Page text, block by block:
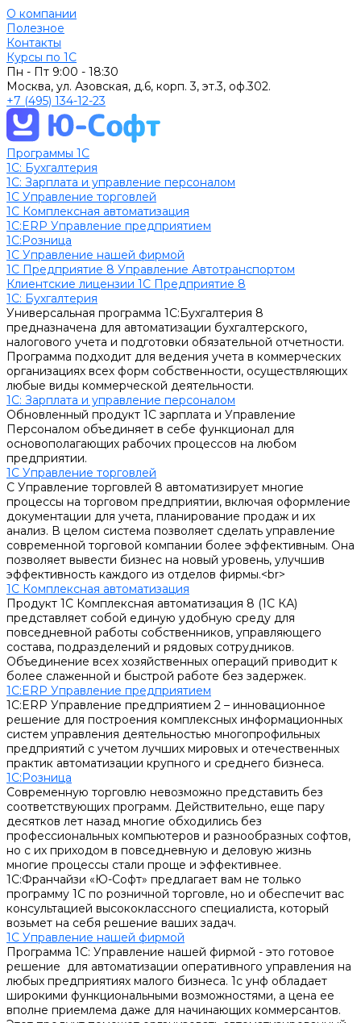
О компании
Полезное
Контакты
Курсы по 1С
Пн - Пт 9:00 - 18:30
Москва, ул. Азовская, д.6, корп. 3, эт.3, оф.302.
+7 (495) 134-12-23
Программы 1С
1C: Бухгалтерия
1С: Зарплата и управление персоналом
1С Управление торговлей
1С Комплексная автоматизация
1С:ERP Управление предприятием
1С:Розница
1С Управление нашей фирмой
1С Предприятие 8 Управление Автотранспортом
Клиентские лицензии 1С Предприятие 8
1C: Бухгалтерия
Универсальная программа 1С:Бухгалтерия 8
предназначена для автоматизации бухгалтерского,
налогового учета и подготовки обязательной отчетности.
Программа подходит для ведения учета в коммерческих
организациях всех форм собственности, осуществляющих
любые виды коммерческой деятельности.
1С: Зарплата и управление персоналом
Обновленный продукт 1С зарплата и Управление
Персоналом объединяет в себе функционал для
основополагающих рабочих процессов на любом
предприятии.
1С Управление торговлей
С Управление торговлей 8 автоматизирует многие
процессы на торговом предприятии, включая оформление
документации для учета, планирование продаж и их
анализ. В целом система позволяет сделать управление
современной торговой компании более эффективным. Она
позволяет вывести бизнес на новый уровень, улучшив
эффективность каждого из отделов фирмы.<br>
1С Комплексная автоматизация
Продукт 1С Комплексная автоматизация 8 (1С КА)
представляет собой единую удобную среду для
повседневной работы собственников, управляющего
состава, подразделений и рядовых сотрудников.
Объединение всех хозяйственных операций приводит к
более слаженной и быстрой работе без задержек.
1С:ERP Управление предприятием
1С:ERP Управление предприятием 2 – инновационное
решение для построения комплексных информационных
систем управления деятельностью многопрофильных
предприятий с учетом лучших мировых и отечественных
практик автоматизации крупного и среднего бизнеса.
1С:Розница
Современную торговлю невозможно представить без
соответствующих программ. Действительно, еще пару
десятков лет назад многие обходились без
профессиональных компьютеров и разнообразных софтов,
но с их приходом в повседневную и деловую жизнь
многие процессы стали проще и эффективнее.
1С:Франчайзи «Ю-Софт» предлагает вам не только
программу 1С по розничной торговле, но и обеспечит вас
консультацией высококлассного специалиста, который
возьмет на себя решение ваших задач.
1С Управление нашей фирмой
Программа 1С: Управление нашей фирмой - это готовое
решение для автоматизации оперативного управления на
любых предприятиях малого бизнеса. 1с унф обладает
широкими функциональными возможностями, а цена ее
вполне приемлема даже для начинающих коммерсантов.